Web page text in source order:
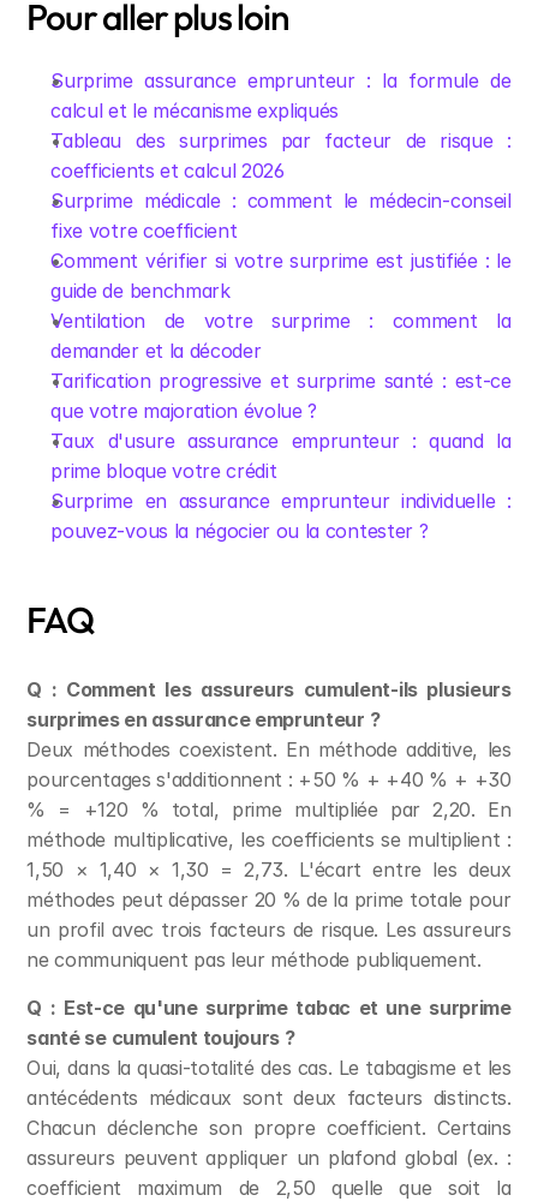
Pour aller plus loin
Surprime assurance emprunteur : la formule de
calcul et le mécanisme expliqués
Tableau des surprimes par facteur de risque :
coefficients et calcul 2026
Surprime médicale : comment le médecin-conseil
fixe votre coefficient
Comment vérifier si votre surprime est justifiée : le
guide de benchmark
Ventilation de votre surprime : comment la
demander et la décoder
Tarification progressive et surprime santé : est-ce
que votre majoration évolue ?
Taux d'usure assurance emprunteur : quand la
prime bloque votre crédit
Surprime en assurance emprunteur individuelle :
pouvez-vous la négocier ou la contester ?
FAQ
Q : Comment les assureurs cumulent-ils plusieurs
surprimes en assurance emprunteur ?
Deux méthodes coexistent. En méthode additive, les
pourcentages s'additionnent : +50 % + +40 % + +30
% = +120 % total, prime multipliée par 2,20. En
méthode multiplicative, les coefficients se multiplient :
1,50 × 1,40 × 1,30 = 2,73. L'écart entre les deux
méthodes peut dépasser 20 % de la prime totale pour
un profil avec trois facteurs de risque. Les assureurs
ne communiquent pas leur méthode publiquement.
Q : Est-ce qu'une surprime tabac et une surprime
santé se cumulent toujours ?
Oui, dans la quasi-totalité des cas. Le tabagisme et les
antécédents médicaux sont deux facteurs distincts.
Chacun déclenche son propre coefficient. Certains
assureurs peuvent appliquer un plafond global (ex. :
coefficient maximum de 2,50 quelle que soit la